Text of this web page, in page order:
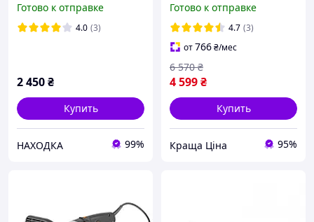
Готово к отправке
4.0 (3)
2 450₴
Купить
НАХОДКА 99%
шлифмашина Девольт
125 мм с кейсом np
Готово к отправке
4.7 (3)
от766₴/мес
4 599₴
6 570 ₴
Купить
Краща Ціна 95%